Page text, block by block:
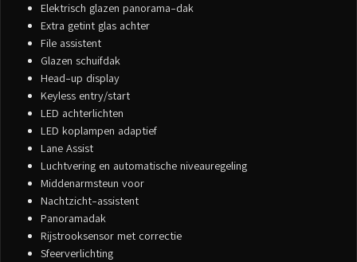
Elektrisch glazen panorama-dak
Extra getint glas achter
File assistent
Glazen schuifdak
Head-up display
Keyless entry/start
LED achterlichten
LED koplampen adaptief
Lane Assist
Luchtvering en automatische niveauregeling
Middenarmsteun voor
Nachtzicht-assistent
Panoramadak
Rijstrooksensor met correctie
Sfeerverlichting